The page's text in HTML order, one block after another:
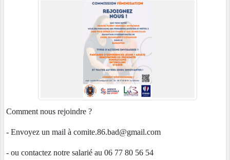
Comment nous rejoindre ?
- Envoyez un mail à comite.86.bad@gmail.com
- ou contactez notre salarié au 06 77 80 56 54